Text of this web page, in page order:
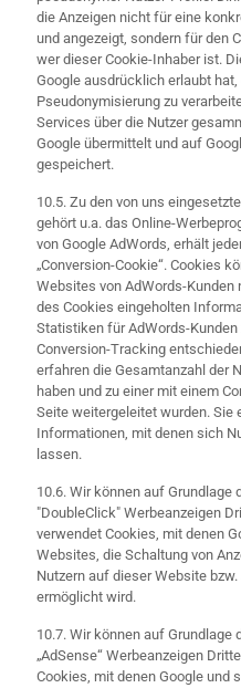
die Anzeigen nicht für eine
und angezeigt, sondern für den
wer dieser Cookie-Inhaber ist.
Google ausdrücklich erlaubt
Pseudonymisierung zu
Services über die Nutzer
Google übermittelt und auf
gespeichert.
10.5. Zu den von uns
gehört u.a. das Online-
von Google AdWords, erhält
„Conversion-Cookie“. Cookies
Websites von AdWords-
des Cookies eingeholten
Statistiken für AdWords-
Conversion-Tracking
erfahren die Gesamtanzahl der
haben und zu einer mit einem
Seite weitergeleitet wurden. Sie
Informationen, mit denen sich
lassen.
10.6. Wir können auf Grundlage
"DoubleClick" Werbeanzeigen
verwendet Cookies, mit denen
Websites, die Schaltung von
Nutzern auf dieser Website
ermöglicht wird.
10.7. Wir können auf Grundlage
„AdSense“ Werbeanzeigen
Cookies, mit denen Google und